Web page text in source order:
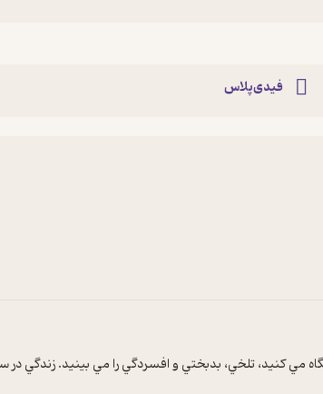
فیدی‌پلاس
مي کنيد، تلخي، بدبختي و افسردگي را مي بينيد.